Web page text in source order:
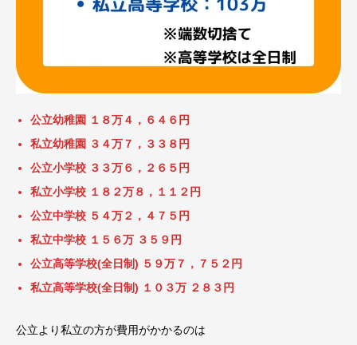
公立幼稚園 １８万４，６４６円
私立幼稚園 ３４万７，３３８円
公立小学校 ３３万６，２６５円
私立小学校 １８２万８，１１２円
公立中学校 ５４万２，４７５円
私立中学校 １５６万 ３５９円
公立高等学校(全日制) ５９万７，７５２円
私立高等学校(全日制) １０３万 ２８３円
公立より私立の方が費用がかかるのは